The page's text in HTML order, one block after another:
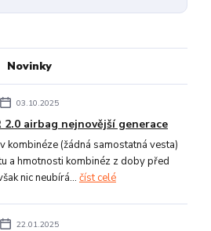
Novinky
03.10.2025
2.0 airbag nejnovější generace
kombinéze (žádná samostatná vesta)
a hmotnosti kombinéz z doby před
nic neubírá... číst celé
22.01.2025